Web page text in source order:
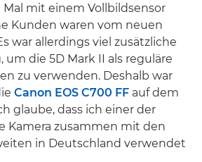
mit einem Vollbildsensor
Kunden waren vom neuen
war allerdings viel zusätzliche
die 5D Mark II als reguläre
zu verwenden. Deshalb war
Canon EOS C700 FF auf dem
glaube, dass ich einer der
Kamera zusammen mit den
in Deutschland verwendet